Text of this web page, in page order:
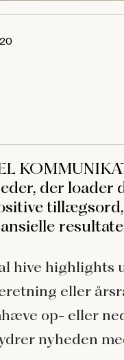
der loader
hive highlights
eller
op- eller
nyheden